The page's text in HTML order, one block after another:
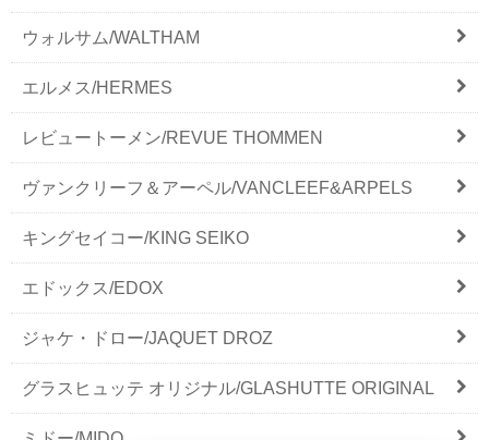
ウォルサム/WALTHAM
エルメス/HERMES
レビュートーメン/REVUE THOMMEN
ヴァンクリーフ＆アーペル/VANCLEEF&ARPELS
キングセイコー/KING SEIKO
エドックス/EDOX
ジャケ・ドロー/JAQUET DROZ
グラスヒュッテ オリジナル/GLASHUTTE ORIGINAL